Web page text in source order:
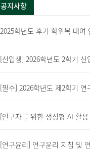
공지사항
[신입생] 2026학년도 2학기 신
[필수] 2026학년도 제2학기
[연구자를 위한 생성형 AI 활
[연구윤리] 연구윤리 지침 및